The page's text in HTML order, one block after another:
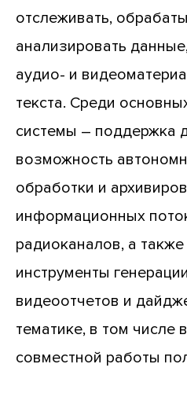
отслеживать,
анализировать
аудио- и
текста. Среди
системы – поддержка
возможность
обработки и
информационных
радиоканалов, а
инструменты
видеоотчетов и
тематике, в том числе
совместной работы